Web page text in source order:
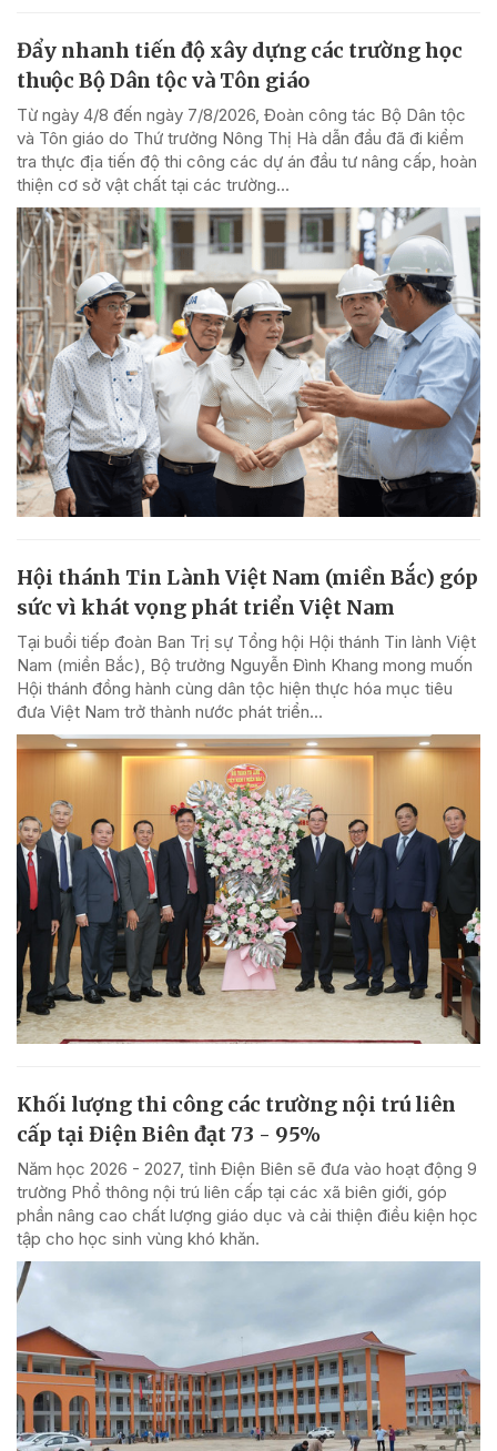
Đẩy nhanh tiến độ xây dựng các trường học
thuộc Bộ Dân tộc và Tôn giáo
Từ ngày 4/8 đến ngày 7/8/2026, Đoàn công tác Bộ Dân tộc
và Tôn giáo do Thứ trưởng Nông Thị Hà dẫn đầu đã đi kiểm
tra thực địa tiến độ thi công các dự án đầu tư nâng cấp, hoàn
thiện cơ sở vật chất tại các trường...
Hội thánh Tin Lành Việt Nam (miền Bắc) góp
sức vì khát vọng phát triển Việt Nam
Tại buổi tiếp đoàn Ban Trị sự Tổng hội Hội thánh Tin lành Việt
Nam (miền Bắc), Bộ trưởng Nguyễn Đình Khang mong muốn
Hội thánh đồng hành cùng dân tộc hiện thực hóa mục tiêu
đưa Việt Nam trở thành nước phát triển...
Khối lượng thi công các trường nội trú liên
cấp tại Điện Biên đạt 73 - 95%
Năm học 2026 - 2027, tỉnh Điện Biên sẽ đưa vào hoạt động 9
trường Phổ thông nội trú liên cấp tại các xã biên giới, góp
phần nâng cao chất lượng giáo dục và cải thiện điều kiện học
tập cho học sinh vùng khó khăn.